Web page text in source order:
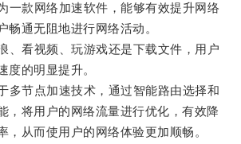
款网络加速软件，能够有效提升网络
畅通无阻地进行网络活动。
看视频、玩游戏还是下载文件，用户
度的明显提升。
节点加速技术，通过智能路由选择和
，将用户的网络流量进行优化，有效降
，从而使用户的网络体验更加顺畅。